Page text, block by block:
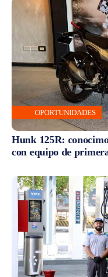
OPORTUNIDADES
Hunk 125R:
con equipo de